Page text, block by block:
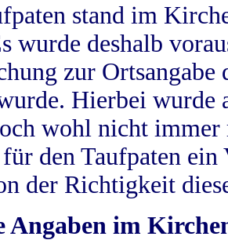
stand im
wurde deshalb
zur
Hierbei wurde
wohl nicht
den Taufpaten
der Richtigkeit
Angaben im